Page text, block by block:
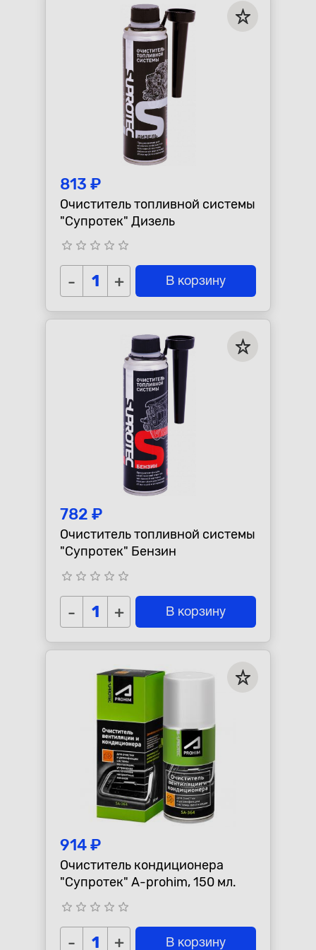
813 ₽
Очиститель топливной системы
"Супротек" Дизель
star_border star_border star_border star_border star_border
- + В корзину
782 ₽
Очиститель топливной системы
"Супротек" Бензин
star_border star_border star_border star_border star_border
- + В корзину
914 ₽
Очиститель кондиционера
"Супротек" A-prohim, 150 мл.
star_border star_border star_border star_border star_border
- + В корзину